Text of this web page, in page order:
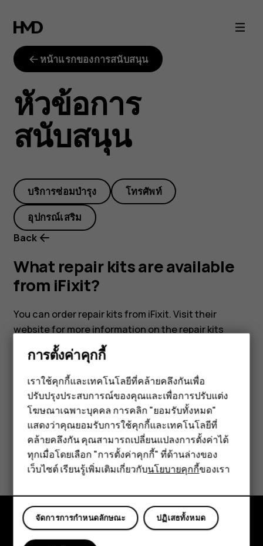
What
repair
kits
are
available
from
iFixit?
สมาร์ทโฟน
ฟีเจอร์โฟน
อุปกรณ์เสริม
แท็บเล็ต
หน้าแรกของการสนับสนุน
หัวข้อการ
สนับสนุน
บริการซ่อมบำรุง โทรศัพท์
อุปกรณ์เสริม
Back
What repair kits are available
from iFixit?
You can order repair kits from iFixit. Visit their
website for more information on the repair kits
available:www.ifixit.com/collaborations/hmd-eu
ข้อมูลนี้มีประโยชน์กับคุณหรือไม่
ใช่ ไม่
สำรวจ
การตั้งค่าคุกกี้
เราใช้คุกกี้และเทคโนโลยีที่คล้ายคลึงกันเพื่อ
ปรับปรุงประสบการณ์ของคุณและเพื่อการปรับแต่ง
โฆษณาเฉพาะบุคคล การคลิก "ยอมรับทั้งหมด"
แสดงว่าคุณยอมรับการใช้คุกกี้และเทคโนโลยีที่
คล้ายคลึงกัน คุณสามารถเปลี่ยนแปลงการตั้งค่าได้
ทุกเมื่อโดยเลือก "การตั้งค่าคุกกี้" ที่ด้านล่างของ
เว็บไซต์ เรียนรู้เพิ่มเติมเกี่ยวกับนโยบายคุกกี้ของเรา
ปฏิเสธทั้งหมด
จัดการการกำหนดลักษณะ